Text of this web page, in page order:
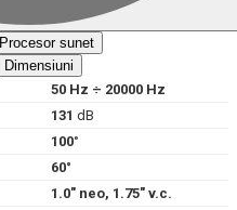
Procesor sunet
Dimensiuni
50 Hz ÷ 20000 Hz
131 dB
100°
60°
1.0" neo, 1.75" v.c.